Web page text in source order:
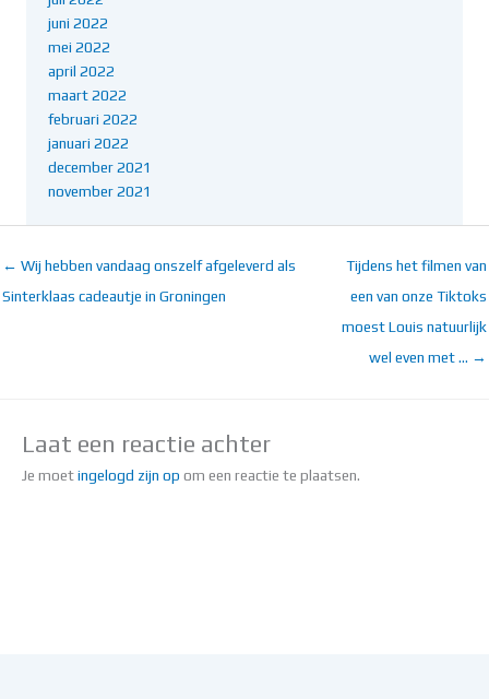
juni 2022
mei 2022
april 2022
maart 2022
februari 2022
januari 2022
december 2021
november 2021
← Wij hebben vandaag onszelf afgeleverd als
Sinterklaas cadeautje in Groningen
Tijdens het filmen van
een van onze Tiktoks
moest Louis natuurlijk
wel even met … →
Laat een reactie achter
Je moetingelogd zijn op om een reactie te plaatsen.